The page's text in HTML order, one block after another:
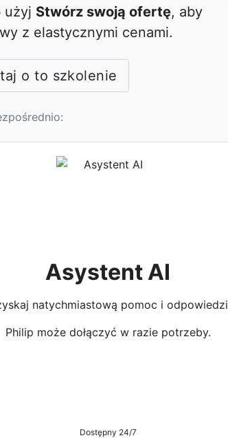
użyj Stwórz swoją ofertę, aby
z elastycznymi cenami.
o to szkolenie
Asystent AI
natychmiastową pomoc i odpowiedzi
Philip może dołączyć w razie potrzeby.
Dostępny 24/7